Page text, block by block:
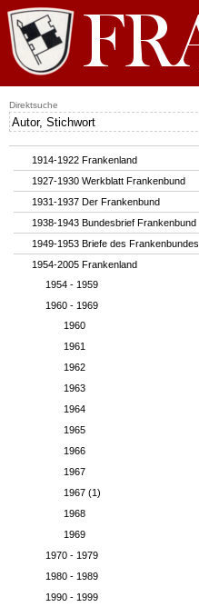
1914-1922 Frankenland
1927-1930 Werkblatt Frankenbund
1931-1937 Der Frankenbund
1938-1943 Bundesbrief Frankenbund
1949-1953 Briefe des Frankenbundes
1954-2005 Frankenland
1954 - 1959
1960 - 1969
1960
1961
1962
1963
1964
1965
1966
1967
1967 (1)
1968
1969
1970 - 1979
1980 - 1989
1990 - 1999
Direktsuche